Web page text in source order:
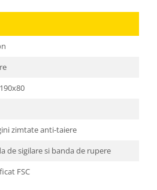
zimtate anti-taiere
de sigilare si banda de rupere
FSC